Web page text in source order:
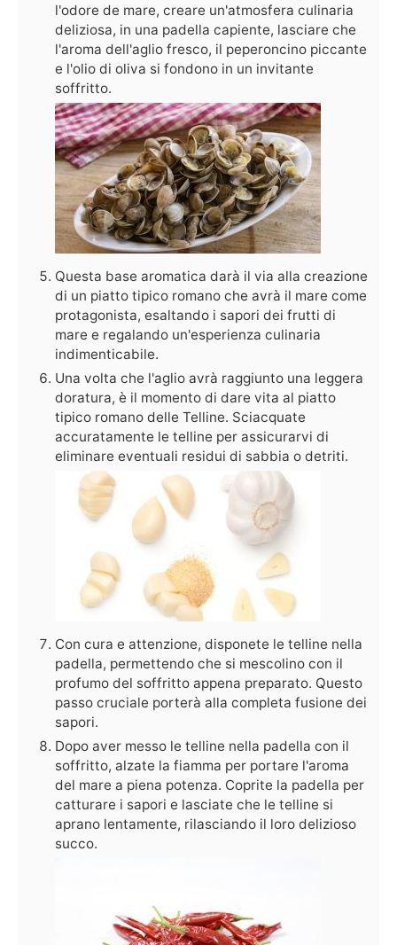
l'odore de mare, creare un'atmosfera culinaria
deliziosa, in una padella capiente, lasciare che
l'aroma dell'aglio fresco, il peperoncino piccante
e l'olio di oliva si fondono in un invitante
soffritto.
Questa base aromatica darà il via alla creazione
di un piatto tipico romano che avrà il mare come
protagonista, esaltando i sapori dei frutti di
mare e regalando un'esperienza culinaria
indimenticabile.
Una volta che l'aglio avrà raggiunto una leggera
doratura, è il momento di dare vita al piatto
tipico romano delle Telline. Sciacquate
accuratamente le telline per assicurarvi di
eliminare eventuali residui di sabbia o detriti.
Con cura e attenzione, disponete le telline nella
padella, permettendo che si mescolino con il
profumo del soffritto appena preparato. Questo
passo cruciale porterà alla completa fusione dei
sapori.
Dopo aver messo le telline nella padella con il
soffritto, alzate la fiamma per portare l'aroma
del mare a piena potenza. Coprite la padella per
catturare i sapori e lasciate che le telline si
aprano lentamente, rilasciando il loro delizioso
succo.